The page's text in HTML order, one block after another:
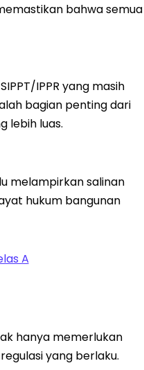
bahwa semua
IPPR yang masih
bagian penting dari
lebih luas.
melampirkan salinan
hukum bangunan
A
hanya memerlukan
yang berlaku.